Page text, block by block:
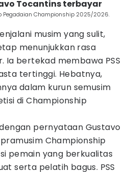
Tocantins terbayar
Pegadaian Championship 2025/2026.
musim yang sulit,
menunjukkan rasa
Ia bertekad membawa PSS
tertinggi. Hebatnya,
dalam kurun semusim
di Championship
pernyataan Gustavo
Championship
pemain yang berkualitas
serta pelatih bagus. PSS